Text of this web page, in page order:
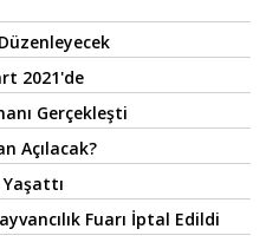
2021'de
Gerçekleşti
Açılacak?
Fuarı İptal Edildi